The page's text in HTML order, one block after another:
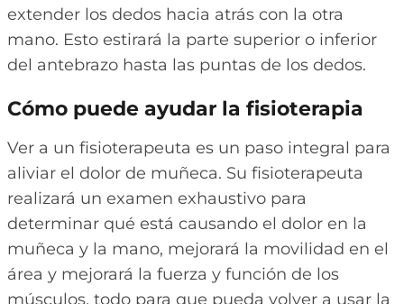
extender los dedos hacia atrás con la otra
mano. Esto estirará la parte superior o inferior
del antebrazo hasta las puntas de los dedos.
Cómo puede ayudar la fisioterapia
Ver a un fisioterapeuta es un paso integral para
aliviar el dolor de muñeca. Su fisioterapeuta
realizará un examen exhaustivo para
determinar qué está causando el dolor en la
muñeca y la mano, mejorará la movilidad en el
área y mejorará la fuerza y función de los
músculos, todo para que pueda volver a usar la